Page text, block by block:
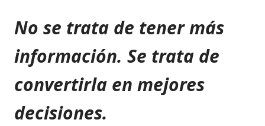
No se trata de tener más
información. Se trata de
convertirla en mejores
decisiones.